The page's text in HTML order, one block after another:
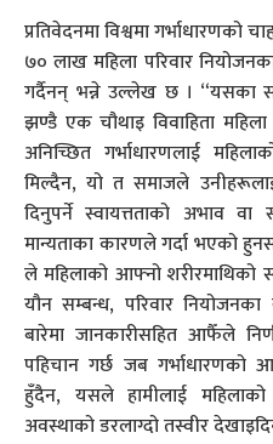
प्रतिवेदनमा विश्वमा गर्भाधारणको
७० लाख महिला परिवार
गर्दैनन् भन्ने उल्लेख छ । “यसका
झण्डै एक चौथाइ विवाहिता
अनिच्छित गर्भाधारणलाई
मिल्दैन, यो त समाजले
दिनुपर्ने स्वायत्तताको अभाव
मान्यताका कारणले गर्दा भएको
ले महिलाको आफ्नो शरीरमाथिको
यौन सम्बन्ध, परिवार नियोजनका
बारेमा जानकारीसहित आफैँले
पहिचान गर्छ जब गर्भाधारणको
हुँदैन, यसले हामीलाई महिलाको
अवस्थाको डरलाग्दो तस्वीर